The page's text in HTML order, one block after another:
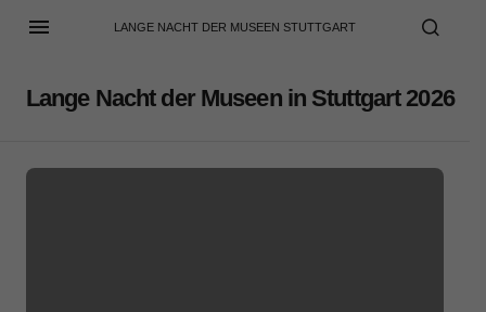
LANGE NACHT DER MUSEEN STUTTGART
Lange Nacht der Museen in Stuttgart 2026